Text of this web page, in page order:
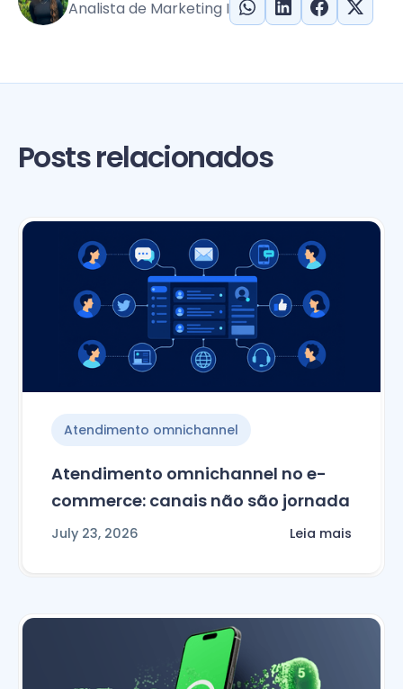
Analista de Marketing I
Posts relacionados
Atendimento omnichannel
Atendimento omnichannel no e-
commerce: canais não são jornada
July 23, 2026 Leia mais